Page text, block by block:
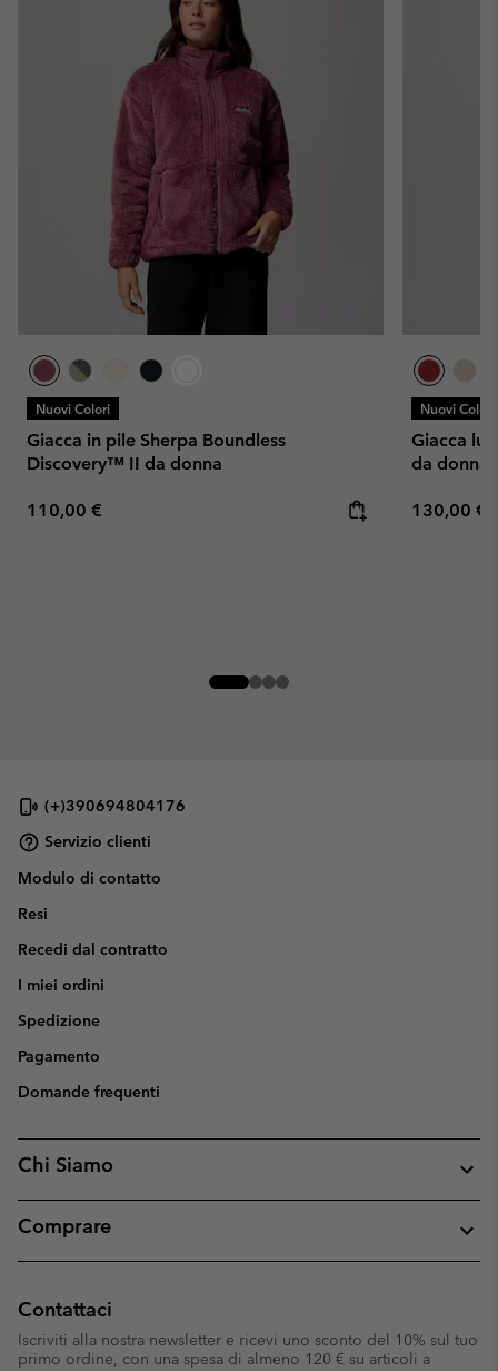
Nuovi Colori
Giacca in pile Sherpa Boundless
Discovery™ II da donna
Regular price:
110,00 €
Nuovi Colori
Giacca
da donna
Regular
130,00 €
(+)390694804176
Servizio clienti
Modulo di contatto
Resi
Recedi dal contratto
I miei ordini
Spedizione
Pagamento
Domande frequenti
Chi Siamo
Comprare
Contattaci
Iscriviti alla nostra newsletter e ricevi uno sconto del 10% sul tuo
primo ordine, con una spesa di almeno 120 € su articoli a